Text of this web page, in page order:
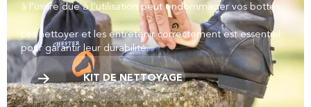
à l’usure due à l’utilisation peut endommager vos bottes.
Les nettoyer et les entretenir correctement est essentiel
pour garantir leur durabilité.
KIT DE NETTOYAGE